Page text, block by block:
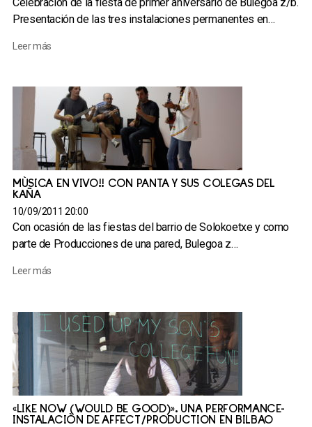
Presentación de las tres instalaciones permanentes en…
Leer más
MÚSICA EN VIVO!! CON PANTA Y SUS COLEGAS DEL
KAÑA
10/09/2011 20:00
Con ocasión de las fiestas del barrio de Solokoetxe y como
parte de Producciones de una pared, Bulegoa z…
Leer más
«LIKE NOW (WOULD BE GOOD)». UNA PERFORMANCE-
INSTALACIÓN DE AFFECT/PRODUCTION EN BILBAO